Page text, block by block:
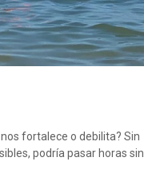
fortalece o debilita? Sin
podría pasar horas sin